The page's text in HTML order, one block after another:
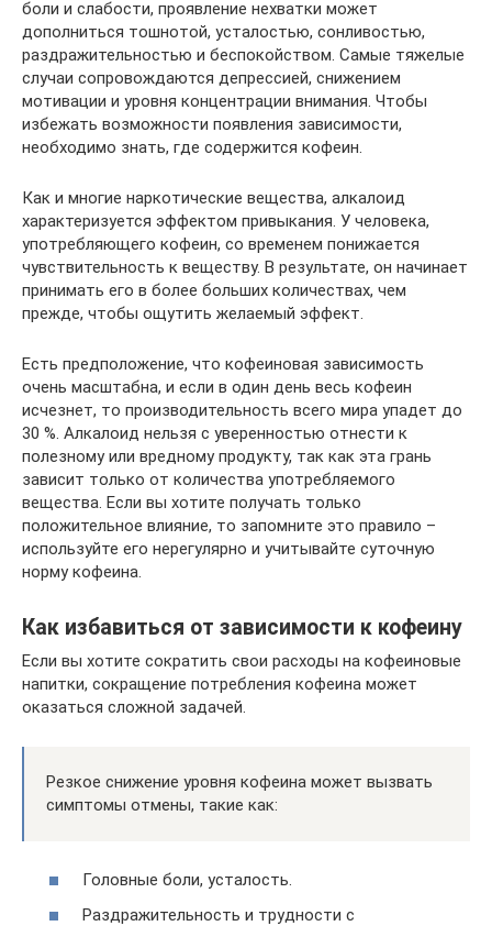
боли и слабости, проявление нехватки может
дополниться тошнотой, усталостью, сонливостью,
раздражительностью и беспокойством. Самые тяжелые
случаи сопровождаются депрессией, снижением
мотивации и уровня концентрации внимания. Чтобы
избежать возможности появления зависимости,
необходимо знать, где содержится кофеин.
Как и многие наркотические вещества, алкалоид
характеризуется эффектом привыкания. У человека,
употребляющего кофеин, со временем понижается
чувствительность к веществу. В результате, он начинает
принимать его в более больших количествах, чем
прежде, чтобы ощутить желаемый эффект.
Есть предположение, что кофеиновая зависимость
очень масштабна, и если в один день весь кофеин
исчезнет, то производительность всего мира упадет до
30 %. Алкалоид нельзя с уверенностью отнести к
полезному или вредному продукту, так как эта грань
зависит только от количества употребляемого
вещества. Если вы хотите получать только
положительное влияние, то запомните это правило –
используйте его нерегулярно и учитывайте суточную
норму кофеина.
Как избавиться от зависимости к кофеину
Если вы хотите сократить свои расходы на кофеиновые
напитки, сокращение потребления кофеина может
оказаться сложной задачей.
Резкое снижение уровня кофеина может вызвать
симптомы отмены, такие как:
Головные боли, усталость.
Раздражительность и трудности с